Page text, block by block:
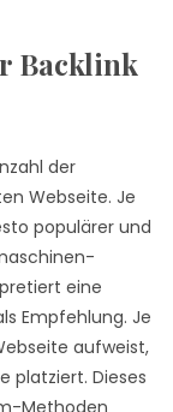
Backlink
der
Webseite. Je
populärer und
eine
Empfehlung. Je
aufweist,
platziert. Dieses